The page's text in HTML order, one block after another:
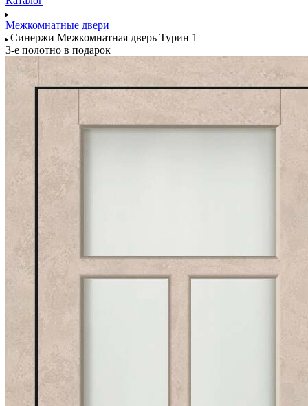
Межкомнатные двери
Синержи Межкомнатная дверь Турин 1
3-е полотно в подарок